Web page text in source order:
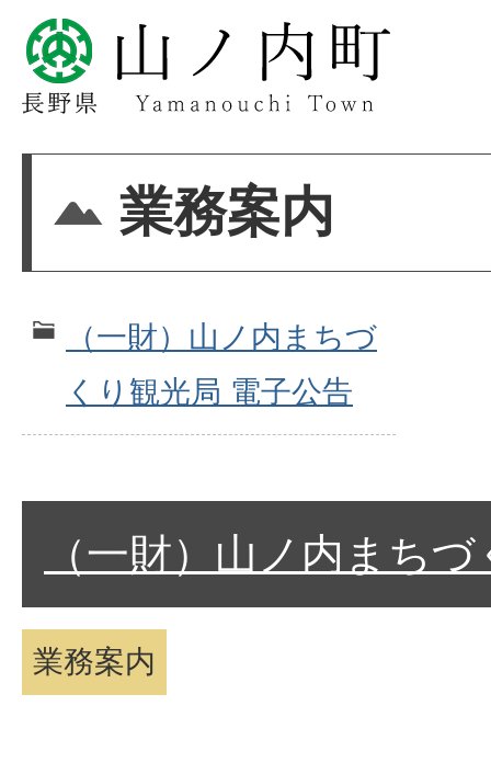
業務案内
（一財）山ノ内まちづ
くり観光局 電子公告
（一財）山ノ内まち
業務案内